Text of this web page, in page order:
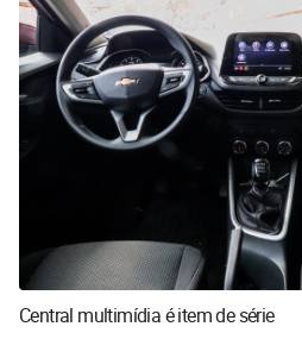
Central multimídia é item de série